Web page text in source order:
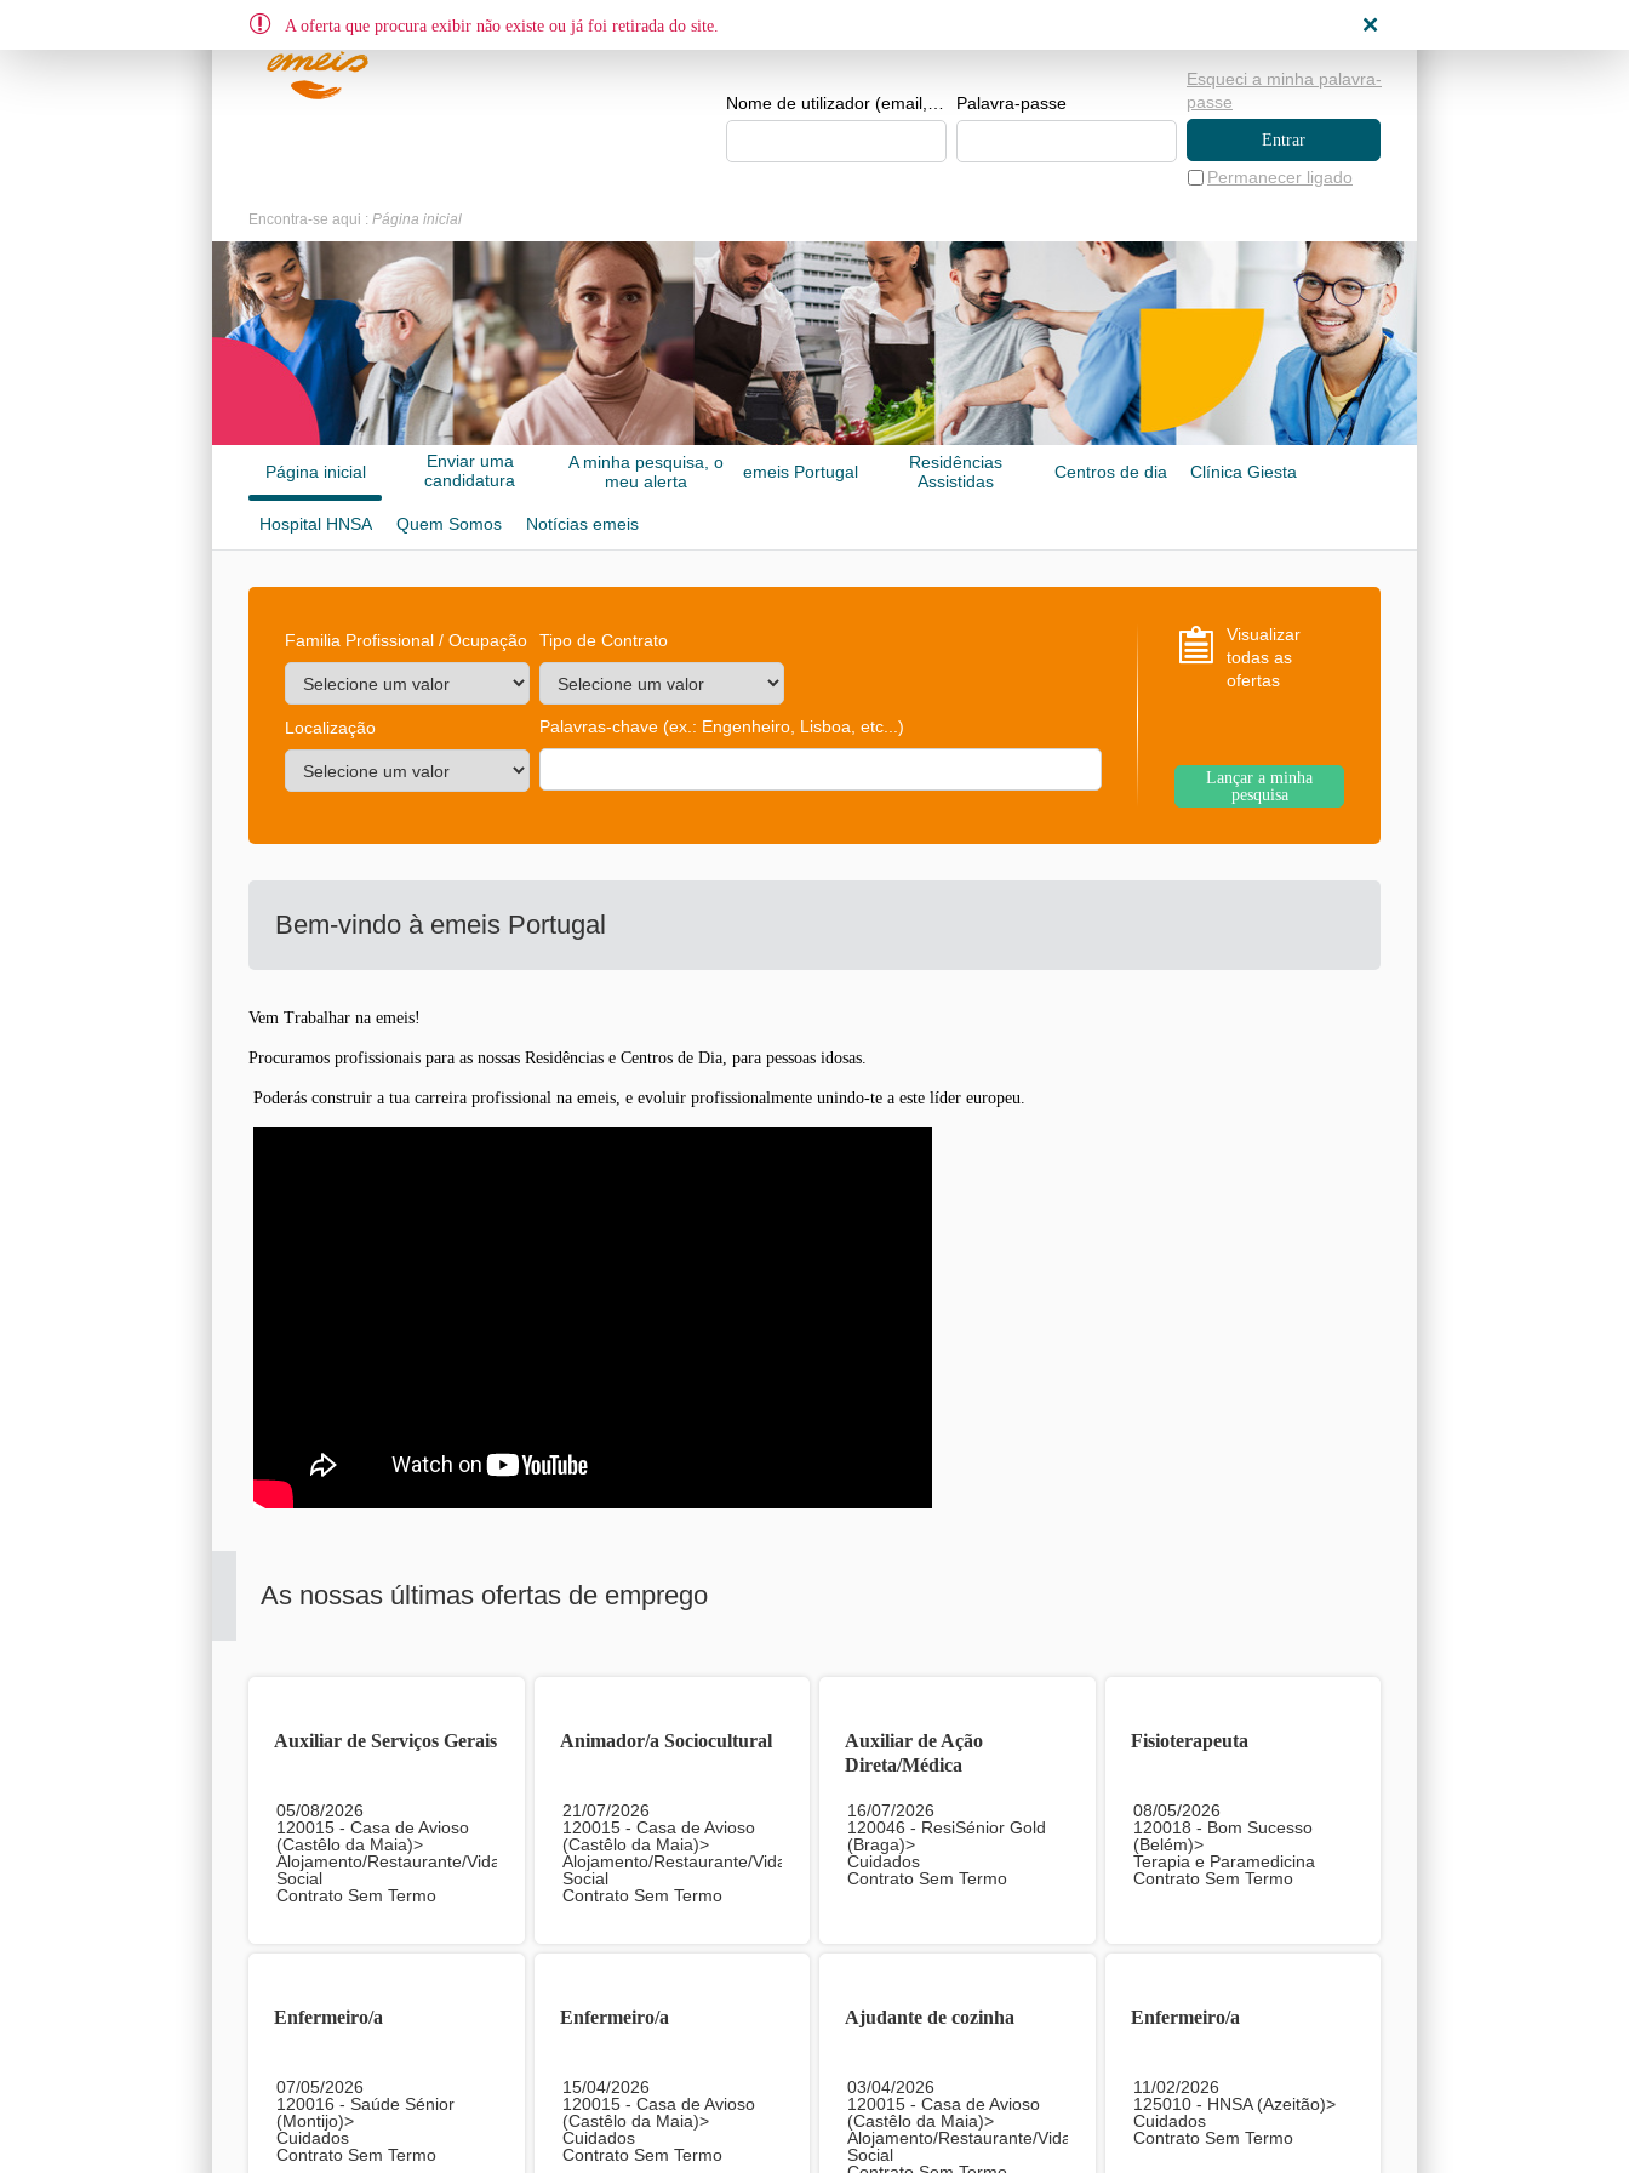
Palavra-passe
Permanecer ligado
Esqueci a minha palavra-
passe
Encontra-se aqui : Página inicial
Página inicial
Enviar uma
candidatura
A minha pesquisa, o
meu alerta
emeis Portugal
Residências
Assistidas
Centros de dia Clínica Giesta
Hospital HNSA Quem Somos Notícias emeis
Familia Profissional / Ocupação Tipo de Contrato
Localização Palavras-chave (ex.: Engenheiro, Lisboa, etc...)
Visualizar
todas as
ofertas
A oferta que procura exibir não existe ou já foi retirada do site.
Bem-vindo à emeis Portugal
Vem Trabalhar na emeis!
Procuramos profissionais para as nossas Residências e Centros de Dia, para pessoas idosas.
Poderás construir a tua carreira profissional na emeis, e evoluir profissionalmente unindo-te a este líder europeu.
As nossas últimas ofertas de emprego
Auxiliar de Serviços Gerais
05/08/2026
120015 - Casa de Avioso
(Castêlo da Maia)>
Alojamento/Restaurante/Vida
Social
Contrato Sem Termo
Animador/a Sociocultural
21/07/2026
120015 - Casa de Avioso
(Castêlo da Maia)>
Alojamento/Restaurante/Vida
Social
Contrato Sem Termo
Auxiliar de Ação
Direta/Médica
16/07/2026
120046 - ResiSénior Gold
(Braga)>
Cuidados
Contrato Sem Termo
Fisioterapeuta
08/05/2026
120018 - Bom Sucesso
(Belém)>
Terapia e Paramedicina
Contrato Sem Termo
Enfermeiro/a
07/05/2026
120016 - Saúde Sénior
(Montijo)>
Cuidados
Contrato Sem Termo
Enfermeiro/a
15/04/2026
120015 - Casa de Avioso
(Castêlo da Maia)>
Cuidados
Contrato Sem Termo
Ajudante de cozinha
03/04/2026
120015 - Casa de Avioso
(Castêlo da Maia)>
Alojamento/Restaurante/Vida
Social
Enfermeiro/a
11/02/2026
125010 - HNSA (Azeitão)>
Cuidados
Contrato Sem Termo